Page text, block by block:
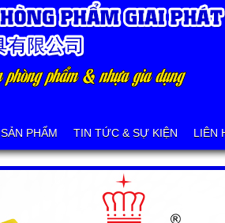
SẢN PHẨM TIN TỨC & SỰ KIỆN LIÊN